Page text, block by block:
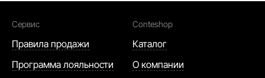
Сервис
Правила продажи
Программа лояльности
Conteshop
Каталог
О компании